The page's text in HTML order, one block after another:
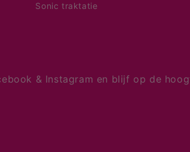
Sonic traktatie
& Instagram en blijf op de